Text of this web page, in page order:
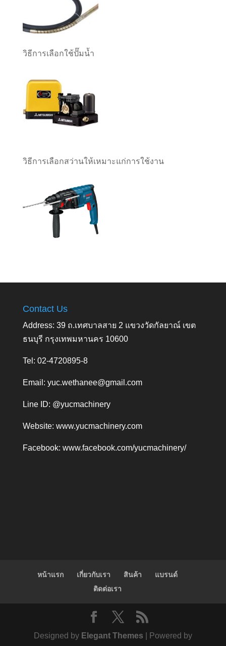
วิธีการเลือกใช้ปั๊มน้ำ
วิธีการเลือกสว่านให้เหมาะแก่การใช้งาน
Contact Us
Address: 39 ถ.เทศบาลสาย 2 แขวงวัดกัลยาณ์ เขต
ธนบุรี กรุงเทพมหานคร 10600
Tel: 02-4720895-8
Email: yuc.wethanee@gmail.com
Line ID: @yucmachinery
Website: www.yucmachinery.com
Facebook: www.facebook.com/yucmachinery/
หน้าแรก เกี่ยวกับเรา สินค้า
แบรนด์
ติดต่อเรา
Designed by Elegant Themes | Powered by